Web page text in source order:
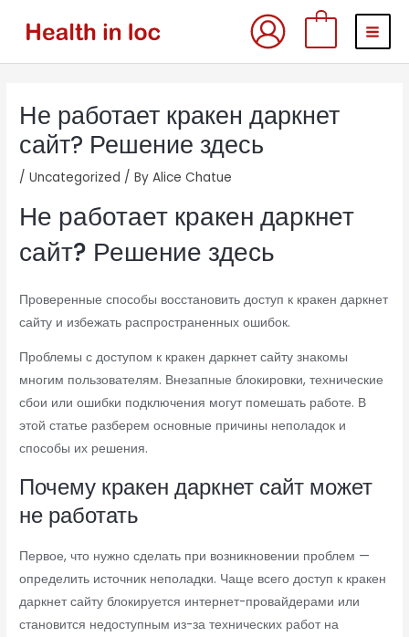
Не работает кракен даркнет
сайт? Решение здесь
/Uncategorized / ByAlice Chatue
Не работает кракен даркнет
сайт? Решение здесь
Проверенные способы восстановить доступ к кракен даркнет
сайту и избежать распространенных ошибок.
Проблемы с доступом к кракен даркнет сайту знакомы
многим пользователям. Внезапные блокировки, технические
сбои или ошибки подключения могут помешать работе. В
этой статье разберем основные причины неполадок и
способы их решения.
Почему кракен даркнет сайт может
не работать
Первое, что нужно сделать при возникновении проблем —
определить источник неполадки. Чаще всего доступ к кракен
даркнет сайту блокируется интернет-провайдерами или
становится недоступным из-за технических работ на
navigation